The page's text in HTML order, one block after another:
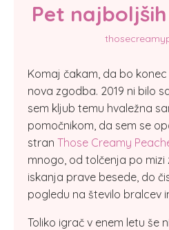
Pet
Komaj čakam, da bo
nova zgodba. 2019 ni bilo
sem kljub temu hvaležna
pomočnikom, da sem se
stran Those Creamy
mnogo, od tolčenja po mizi
iskanja prave besede, do
pogledu na število bralcev
Toliko igrač v enem letu še